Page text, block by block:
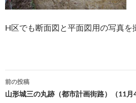
H区でも断面図と平面図用の写真を
投
稿
前の投稿
山形城三の丸跡（都市計画街路）（11月